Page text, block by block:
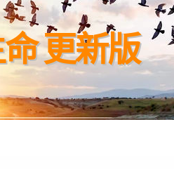
更新版